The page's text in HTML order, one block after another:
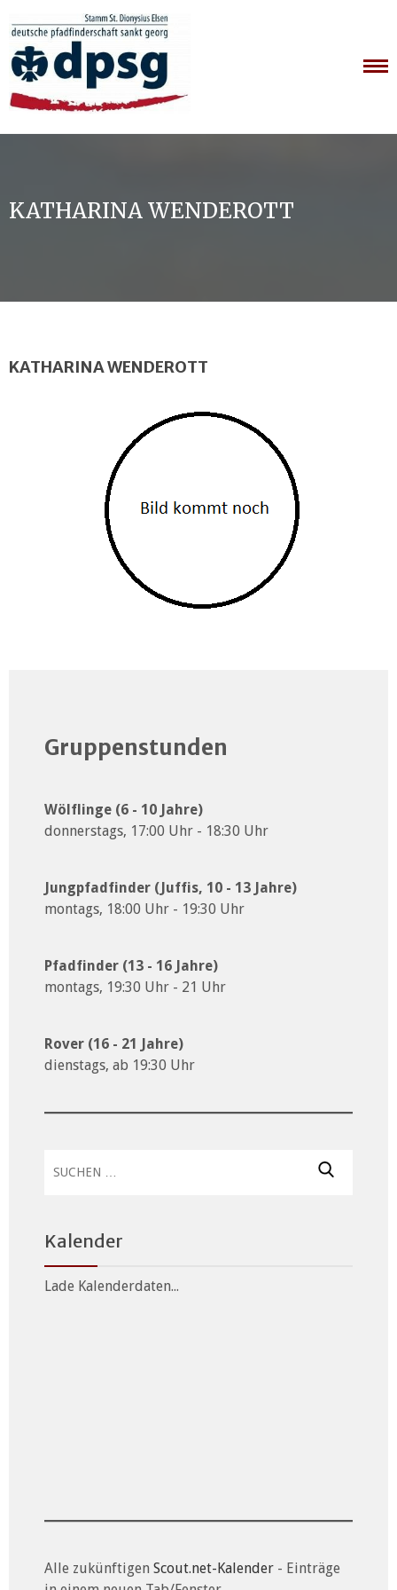
to
content
KATHARINA WENDEROTT
KATHARINA WENDEROTT
Gruppenstunden
Wölflinge (6 - 10 Jahre)
donnerstags, 17:00 Uhr - 18:30 Uhr
Jungpfadfinder (Juffis, 10 - 13 Jahre)
montags, 18:00 Uhr - 19:30 Uhr
Pfadfinder (13 - 16 Jahre)
montags, 19:30 Uhr - 21 Uhr
Rover (16 - 21 Jahre)
dienstags, ab 19:30 Uhr
nach:
Kalender
Lade Kalenderdaten...
Alle zukünftigen Scout.net-Kalender - Einträge